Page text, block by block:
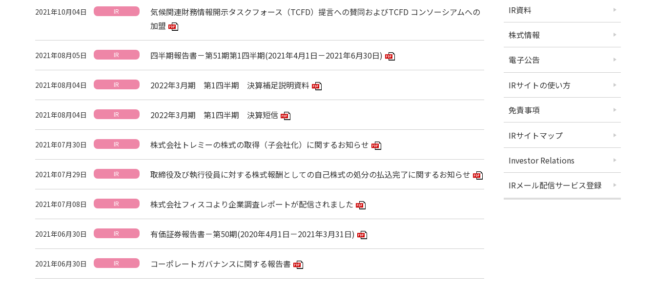
2021年10月04日 IR
気候関連財務情報開示タスクフォース（TCFD）提言への賛同およびTCFD コンソーシアムへの
加盟
2021年08月05日 IR 四半期報告書－第51期第1四半期(2021年4月1日－2021年6月30日)
2021年08月04日 IR 2022年3月期 第1四半期 決算補足説明資料
2021年08月04日 IR 2022年3月期 第1四半期 決算短信
2021年07月30日 IR 株式会社トレミーの株式の取得（子会社化）に関するお知らせ
2021年07月29日 IR 取締役及び執行役員に対する株式報酬としての自己株式の処分の払込完了に関するお知らせ PDFアイコン
2021年07月08日 IR 株式会社フィスコより企業調査レポートが配信されました
2021年06月30日 IR 有価証券報告書－第50期(2020年4月1日－2021年3月31日)
2021年06月30日 IR コーポレートガバナンスに関する報告書
IR資料
株式情報
電子公告
IRサイトの使い方
免責事項
IRサイトマップ
Investor Relations
IRメール配信サービス登録